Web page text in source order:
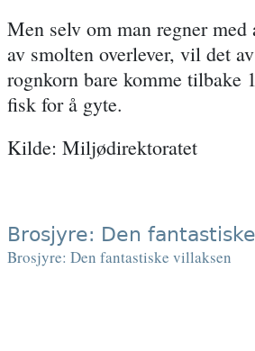
Men selv om man regner
av smolten overlever, vil det
rognkorn bare komme tilbake
fisk for å gyte.
Kilde: Miljødirektoratet
Brosjyre: Den
Brosjyre: Den fantastiske villaksen